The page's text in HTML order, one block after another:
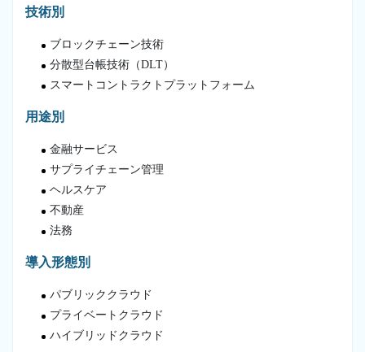
技術別
ブロックチェーン技術
分散型台帳技術（DLT）
スマートコントラクトプラットフォーム
用途別
金融サービス
サプライチェーン管理
ヘルスケア
不動産
法務
導入形態別
パブリッククラウド
プライベートクラウド
ハイブリッドクラウド